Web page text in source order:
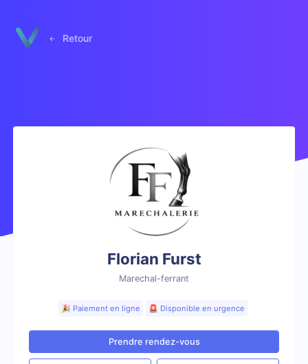
Retour
Florian Furst
Marechal-ferrant
🎉 Paiement en ligne 🚨 Disponible en urgence
Prendre rendez-vous